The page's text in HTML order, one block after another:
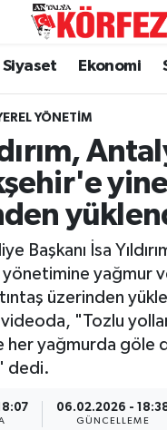
Siyaset Ekonomi
YÖNETIM
Başkanı İsa
yağmur
üzerinden
videoda, "Tozlu
her yağmurda göle
dedi.
06.02.2026 -
GÜNCELLEME
Eczaneler
Puan Durumu ve
Haberleri